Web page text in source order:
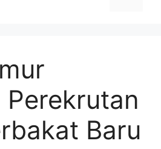
Baru